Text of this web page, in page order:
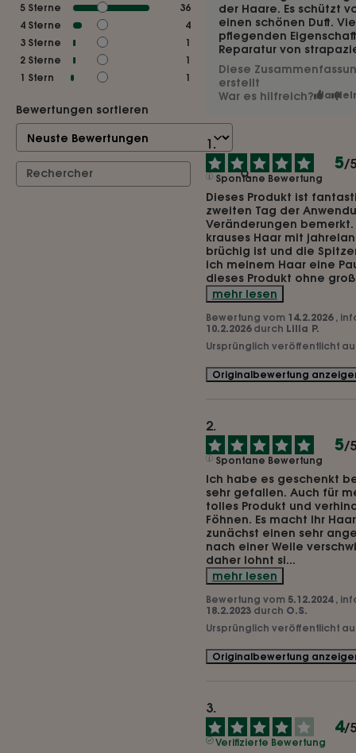
5 Sterne
36
4 Sterne
4
3 Sterne
1
2 Sterne
1
1 Stern 1
Bewertungen sortieren
der Haare. Es schützt
einen schönen Duft.
pflegenden
Reparatur von
Diese
erstellt
War es hilfreich? Ja
5/5
Spontane Bewertung
Dieses Produkt ist
zweiten Tag der
Veränderungen
krauses Haar mit
brüchig ist und die
ich meinem Haar eine
dieses Produkt ohne
mehr lesen
Bewertung vom 14.2.2026 ,
10.2.2026 durch Lilia P.
Ursprünglich veröffentlicht
Originalbewertung
5/5
Spontane Bewertung
Ich habe es geschenkt
sehr gefallen. Auch für
tolles Produkt und
Föhnen. Es macht Ihr
zunächst einen sehr
nach einer Weile
daher lohnt si...
mehr lesen
Bewertung vom 5.12.2024 ,
18.2.2023 durch O.S.
Ursprünglich veröffentlicht
Originalbewertung
4/5
Verifizierte Bewertung